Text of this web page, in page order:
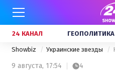
24 КАНАЛ ГЕОПОЛИТИКА
Showbiz Украинские звезды
9 августа, 17:54 4